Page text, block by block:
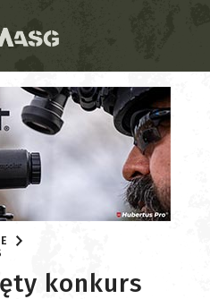
konkurs